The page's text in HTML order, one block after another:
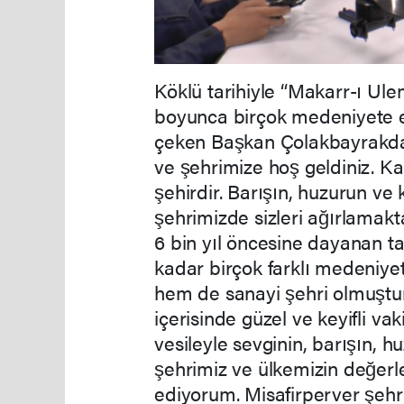
Köklü tarihiyle “Makarr-ı
boyunca birçok medeniyete
çeken Başkan
ve şehrimize hoş geldiniz.
şehirdir. Barışın, huzurun
şehrimizde sizleri
6 bin yıl öncesine dayanan
kadar birçok farklı
hem de sanayi şehri
içerisinde güzel ve keyifli
vesileyle sevginin, barışın,
şehrimiz ve ülkemizin
ediyorum. Misafirperver